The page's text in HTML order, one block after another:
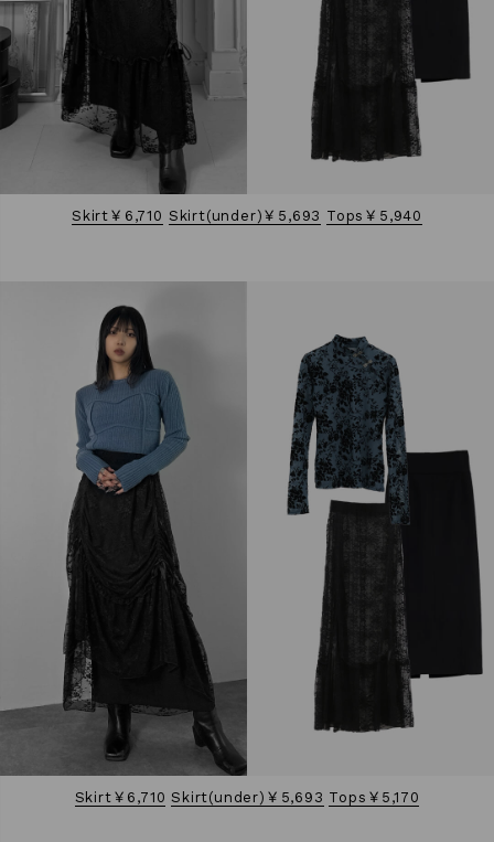
Skirt￥6,710 Skirt(under)￥5,693 Tops￥5,940
Skirt￥6,710 Skirt(under)￥5,693 Tops￥5,170